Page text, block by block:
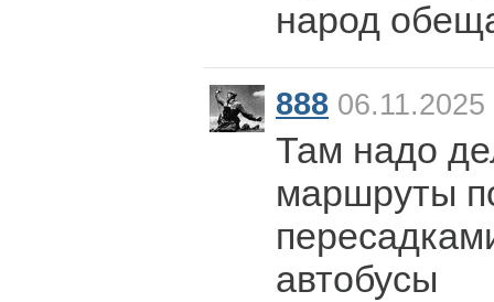
народ
888
Там надо
маршруты
автобусы